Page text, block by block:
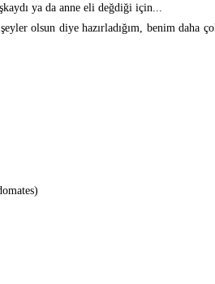
ya da anne eli değdiği için...
olsun diye hazırladığım, benim daha